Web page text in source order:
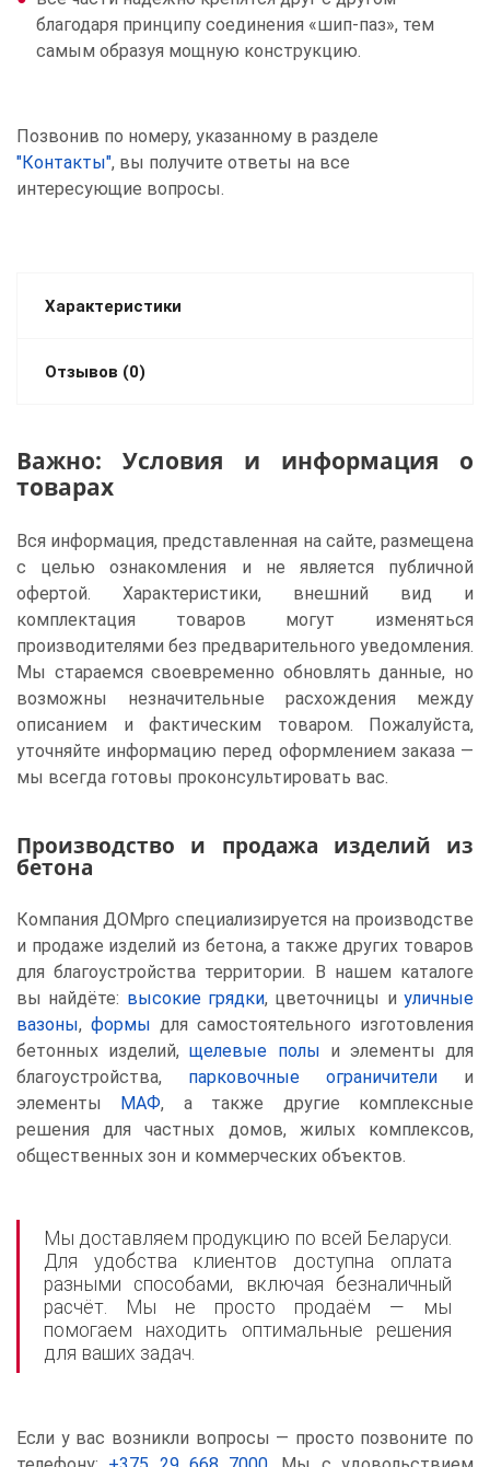
благодаря принципу соединения «шип-паз», тем
самым образуя мощную конструкцию.
Позвонив по номеру, указанному в разделе
"Контакты", вы получите ответы на все
интересующие вопросы.
Характеристики
Отзывов (0)
Важно: Условия и информация о
товарах
Вся информация, представленная на сайте, размещена
с целью ознакомления и не является публичной
офертой. Характеристики, внешний вид и
комплектация товаров могут изменяться
производителями без предварительного уведомления.
Мы стараемся своевременно обновлять данные, но
возможны незначительные расхождения между
описанием и фактическим товаром. Пожалуйста,
уточняйте информацию перед оформлением заказа —
мы всегда готовы проконсультировать вас.
Производство и продажа изделий из
бетона
Компания ДОМpro специализируется на производстве
и продаже изделий из бетона, а также других товаров
для благоустройства территории. В нашем каталоге
вы найдёте: высокие грядки, цветочницы иуличные
вазоны, формы для самостоятельного изготовления
бетонных изделий,щелевые полы и элементы для
благоустройства, парковочные ограничители и
элементы МАФ, а также другие комплексные
решения для частных домов, жилых комплексов,
общественных зон и коммерческих объектов.
Мы доставляем продукцию по всей Беларуси.
Для удобства клиентов доступна оплата
разными способами, включая безналичный
расчёт. Мы не просто продаём — мы
помогаем находить оптимальные решения
для ваших задач.
Если у вас возникли вопросы — просто позвоните по